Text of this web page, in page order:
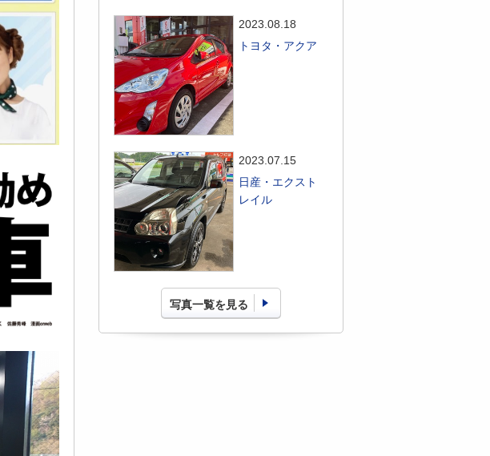
2023.08.18
トヨタ・アクア
2023.07.15
日産・エクスト
レイル
写真一覧を見る